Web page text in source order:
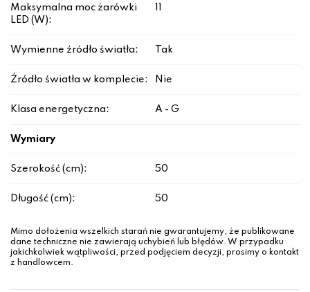
Maksymalna moc żarówki
LED (W):
Wymienne źródło światła: Tak
Źródło światła w komplecie: Nie
Klasa energetyczna: A - G
Wymiary
Szerokość (cm): 50
Długość (cm): 50
Mimo dołożenia wszelkich starań nie gwarantujemy, że publikowane
dane techniczne nie zawierają uchybień lub błędów. W przypadku
jakichkolwiek wątpliwości, przed podjęciem decyzji, prosimy o kontakt
z handlowcem.